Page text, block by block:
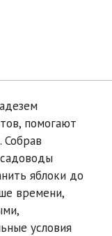
помогают
Собрав
яблоки до
времени,
условия